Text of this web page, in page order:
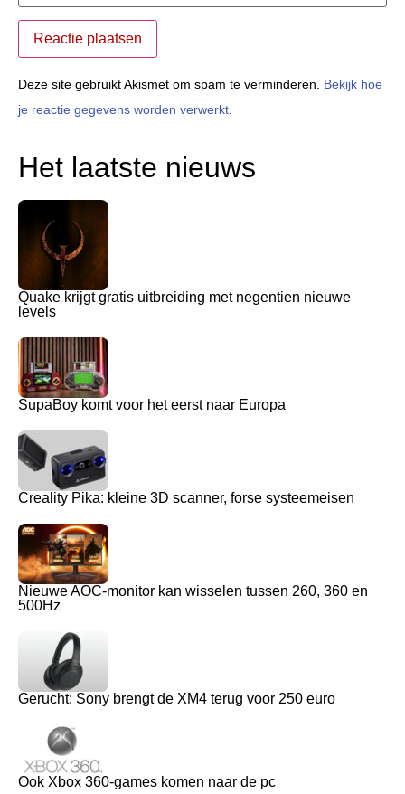
Deze site gebruikt Akismet om spam te verminderen. Bekijk hoe
je reactie gegevens worden verwerkt
Het laatste nieuws
Quake krijgt gratis uitbreiding met negentien nieuwe
levels
SupaBoy komt voor het eerst naar Europa
Creality Pika: kleine 3D scanner, forse systeemeisen
Nieuwe AOC-monitor kan wisselen tussen 260, 360 en
500Hz
Gerucht: Sony brengt de XM4 terug voor 250 euro
Ook Xbox 360-games komen naar de pc